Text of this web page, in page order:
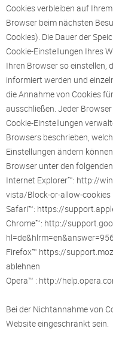
Cookies verbleiben auf
Browser beim nächsten
Cookies). Die Dauer der
Cookie-Einstellungen Ihres
Ihren Browser so einstellen,
informiert werden und
die Annahme von Cookies
ausschließen. Jeder
Cookie-Einstellungen
Browsers beschrieben,
Einstellungen ändern
Browser unter den
Internet Explorer™: http://
vista/Block-or-allow-cookies
Safari™: https://
Chrome™: http://
Firefox™ https://
ablehnen
Opera™ : http://
Bei der Nichtannahme von
Website eingeschränkt sein.